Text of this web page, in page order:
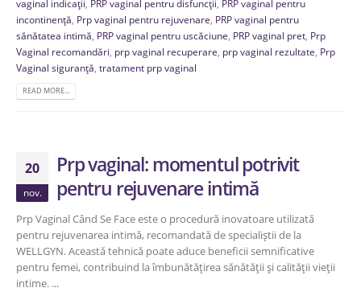
vaginal indicații PRP vaginal pentru disfuncții PRP vaginal pentru
incontinență Prp vaginal pentru rejuvenare PRP vaginal pentru
sănătatea intimă PRP vaginal pentru uscăciune PRP vaginal pret Prp
Vaginal recomandări prp vaginal recuperare prp vaginal rezultate Prp
Vaginal siguranță tratament prp vaginal
READ MORE...
20
nov.
Prp vaginal: momentul potrivit
pentru rejuvenare intimă
Prp Vaginal Când Se Face este o procedură inovatoare utilizată
pentru rejuvenarea intimă, recomandată de specialiștii de la
WELLGYN. Această tehnică poate aduce beneficii semnificative
pentru femei, contribuind la îmbunătățirea sănătății și calității vieții
intime. ...